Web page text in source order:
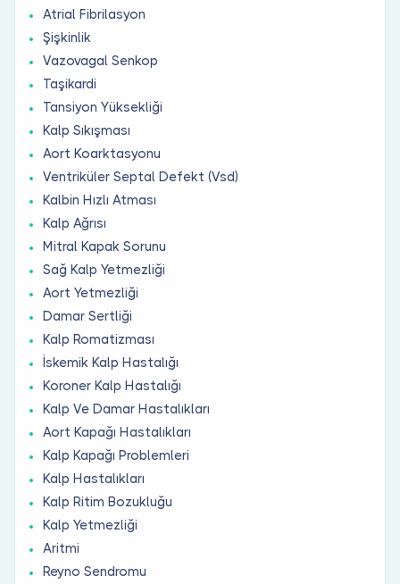
Atrial Fibrilasyon
Şişkinlik
Vazovagal Senkop
Taşikardi
Tansiyon Yüksekliği
Kalp Sıkışması
Aort Koarktasyonu
Ventriküler Septal Defekt (Vsd)
Kalbin Hızlı Atması
Kalp Ağrısı
Mitral Kapak Sorunu
Sağ Kalp Yetmezliği
Aort Yetmezliği
Damar Sertliği
Kalp Romatizması
İskemik Kalp Hastalığı
Koroner Kalp Hastalığı
Kalp Ve Damar Hastalıkları
Aort Kapağı Hastalıkları
Kalp Kapağı Problemleri
Kalp Hastalıkları
Kalp Ritim Bozukluğu
Kalp Yetmezliği
Aritmi
Reyno Sendromu